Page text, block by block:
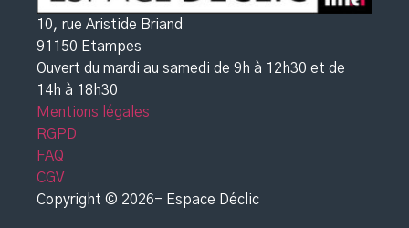
10, rue Aristide Briand
91150 Etampes
Ouvert du mardi au samedi de 9h à 12h30 et de
14h à 18h30
Mentions légales
RGPD
FAQ
CGV
Copyright © 2026- Espace Déclic